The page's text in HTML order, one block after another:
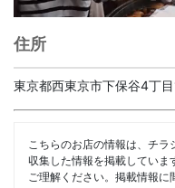
住所
東京都西東京市下保谷4丁
こちらのお店の情報は、チ
収集した情報を掲載していま
ご理解ください。掲載情報